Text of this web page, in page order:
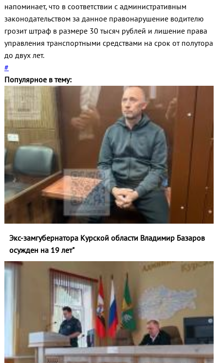
напоминает, что в соответствии с административным
законодательством за данное правонарушение водителю
грозит штраф в размере 30 тысяч рублей и лишение права
управления транспортными средствами на срок от полутора
до двух лет.
#
Популярное в тему:
Экс-замгубернатора Курской области Владимир Базаров
осужден на 19 лет"